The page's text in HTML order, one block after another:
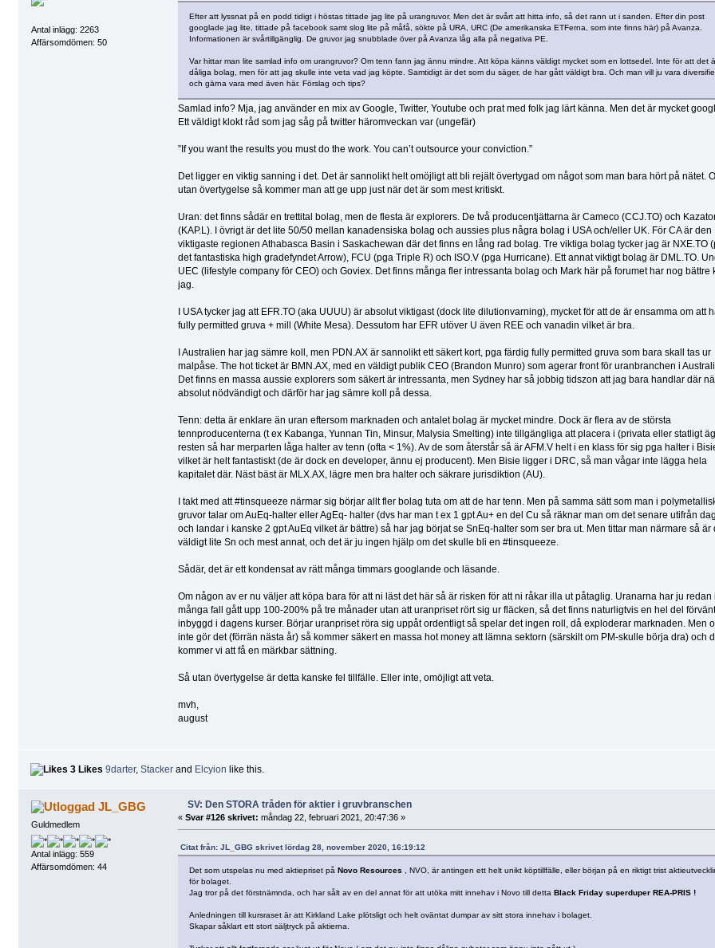
Antal inlägg: 2263
Affärsomdömen: 50
Efter att lyssnat på en podd tidigt i höstas tittade jag lite på urangruvor. Men det är svårt att hitta info, så det rann ut i sanden. Efter din post
googlade jag lite, tittade på facebook samt slog lite på måfå, sökte på URA, URC (De amerikanska ETFerna, som inte finns här) på Avanza.
Informationen är svårtillgänglig. De gruvor jag snubblade över på Avanza låg alla på negativa PE.
Var hittar man lite samlad info om urangruvor? Om tenn fann jag ännu mindre. Att köpa känns väldigt mycket som en lottsedel. Inte för att det
dåliga bolag, men för att jag skulle inte veta vad jag köpte. Samtidigt är det som du säger, de har gått väldigt bra. Och man vill ju vara
och gärna vara med även här. Förslag och tips?
Samlad info? Mja, jag använder en mix av Google, Twitter, Youtube och prat med folk jag lärt känna. Men det är mycket
Ett väldigt klokt råd som jag såg på twitter häromveckan var (ungefär)
”If you want the results you must do the work. You can’t outsource your conviction.”
Det ligger en viktig sanning i det. Det är sannolikt helt omöjligt att bli rejält övertygad om något som man bara hört på nätet.
utan övertygelse så kommer man att ge upp just när det är som mest kritiskt.
Uran: det finns sådär en trettital bolag, men de flesta är explorers. De två producentjättarna är Cameco (CCJ.TO) och
(KAP.L). I övrigt är det lite 50/50 mellan kanadensiska bolag och aussies plus några bolag i USA och/eller UK. För CA är den
viktigaste regionen Athabasca Basin i Saskachewan där det finns en lång rad bolag. Tre viktiga bolag tycker jag är NXE.TO
det fantastiska high gradefyndet Arrow), FCU (pga Triple R) och ISO.V (pga Hurricane). Ett annat viktigt bolag är DML.TO.
UEC (lifestyle company för CEO) och Goviex. Det finns många fler intressanta bolag och Mark här på forumet har nog bättre
jag.
I USA tycker jag att EFR.TO (aka UUUU) är absolut viktigast (dock lite dilutionvarning), mycket för att de är ensamma om att
fully permitted gruva + mill (White Mesa). Dessutom har EFR utöver U även REE och vanadin vilket är bra.
I Australien har jag sämre koll, men PDN.AX är sannolikt ett säkert kort, pga färdig fully permitted gruva som bara skall tas ur
malpåse. The hot ticket är BMN.AX, med en väldigt publik CEO (Brandon Munro) som agerar front för uranbranchen i
Det finns en massa aussie explorers som säkert är intressanta, men Sydney har så jobbig tidszon att jag bara handlar där
absolut nödvändigt och därför har jag sämre koll på dessa.
Tenn: detta är enklare än uran eftersom marknaden och antalet bolag är mycket mindre. Dock är flera av de största
tennproducenterna (t ex Kabanga, Yunnan Tin, Minsur, Malysia Smelting) inte tillgängliga att placera i (privata eller statligt
resten så har merparten låga halter av tenn (ofta < 1%). Av de som återstår så är AFM.V helt i en klass för sig pga halter i
vilket är helt fantastiskt (de är dock en developer, ännu ej producent). Men Bisie ligger i DRC, så man vågar inte lägga hela
kapitalet där. Näst bäst är MLX.AX, lägre men bra halter och säkrare jurisdiktion (AU).
I takt med att #tinsqueeze närmar sig börjar allt fler bolag tuta om att de har tenn. Men på samma sätt som man i
gruvor talar om AuEq-halter eller AgEq- halter (dvs har man t ex 1 gpt Au+ en del Cu så räknar man om det senare utifrån
och landar i kanske 2 gpt AuEq vilket är bättre) så har jag börjat se SnEq-halter som ser bra ut. Men tittar man närmare så är
väldigt lite Sn och mest annat, och det är ju ingen hjälp om det skulle bli en #tinsqueeze.
Sådär, det är ett kondensat av rätt många timmars googlande och läsande.
Om någon av er nu väljer att köpa bara för att ni läst det här så är risken för att ni råkar illa ut påtaglig. Uranarna har ju redan i
många fall gått upp 100-200% på tre månader utan att uranpriset rört sig ur fläcken, så det finns naturligtvis en hel del
inbyggd i dagens kurser. Börjar uranpriset röra sig uppåt ordentligt så spelar det ingen roll, då exploderar marknaden. Men
inte gör det (förrän nästa år) så kommer säkert en massa hot money att lämna sektorn (särskilt om PM-skulle börja dra) och
kommer vi att få en märkbar sättning.
Så utan övertygelse är detta kanske fel tillfälle. Eller inte, omöjligt att veta.
mvh,
august
3 Likes 9darter, Stackerand Elcyion like this.
JL_GBG
Guldmedlem
Antal inlägg: 559
Affärsomdömen: 44
SV: Den STORA tråden för aktier i gruvbranschen
« Svar #126 skrivet: måndag 22, februari 2021, 20:47:36 »
Citat från: JL_GBG skrivet lördag 28, november 2020, 16:19:12
Det som utspelas nu med aktiepriset på Novo Resources , NVO, är antingen ett helt unikt köptillfälle, eller början på en riktigt trist
för bolaget.
Jag tror på det förstnämnda, och har sålt av en del annat för att utöka mitt innehav i Novo till detta Black Friday superduper REA-PRIS !
Anledningen till kursraset är att Kirkland Lake plötsligt och helt oväntat dumpar av sitt stora innehav i bolaget.
Skapar såklart ett stort säljtryck på aktierna.